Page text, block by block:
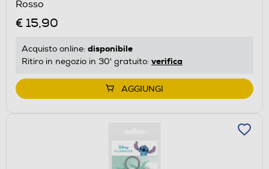
Rosso
€ 15,90
Acquisto online: disponibile
Ritiro in negozio in 30' gratuito: verifica
AGGIUNGI